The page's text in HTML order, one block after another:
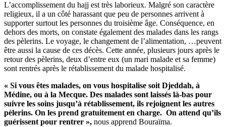
L’accomplissement du hajj est très laborieux. Malgré son caractère
religieux, il a un côté harassant que peu de personnes arrivent à
supporter surtout les personnes du troisième âge. Conséquence, en
dehors des morts, on constate également des malades dans les rangs
des pèlerins. Le voyage, le changement de l’alimentation, …peuvent
être aussi la cause de ces décès. Cette année, plusieurs jours après le
retour des pèlerins, deux d’entre eux (un mari malade et sa femme)
sont rentrés après le rétablissement du malade hospitalisé.
« Si vous êtes malades, on vous hospitalise soit Djeddah, à
Médine, ou à la Mecque. Des malades sont laissés là-bas pour
suivre les soins jusqu’à rétablissement, ils rejoignent les autres
pèlerins. On les prend gratuitement en charge. On attend qu’ils
guérissent pour rentrer », nous apprend Bouraïma.